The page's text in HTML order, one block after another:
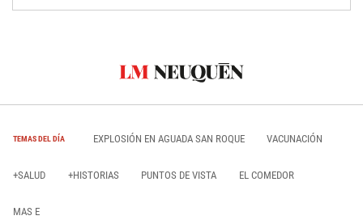
TEMAS DEL DÍA EXPLOSIÓN EN AGUADA SAN ROQUE VACUNACIÓN
+SALUD +HISTORIAS PUNTOS DE VISTA EL COMEDOR
MAS E